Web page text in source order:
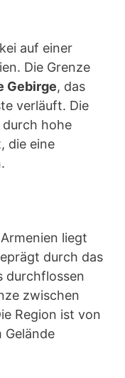
auf einer
Die Grenze
Gebirge, das
verläuft. Die
hohe
die eine
liegt
durch das
durchflossen
zwischen
Region ist von
Gelände